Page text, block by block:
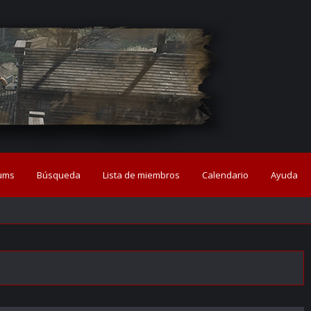
Búsqueda Lista de miembros Calendario Ayuda